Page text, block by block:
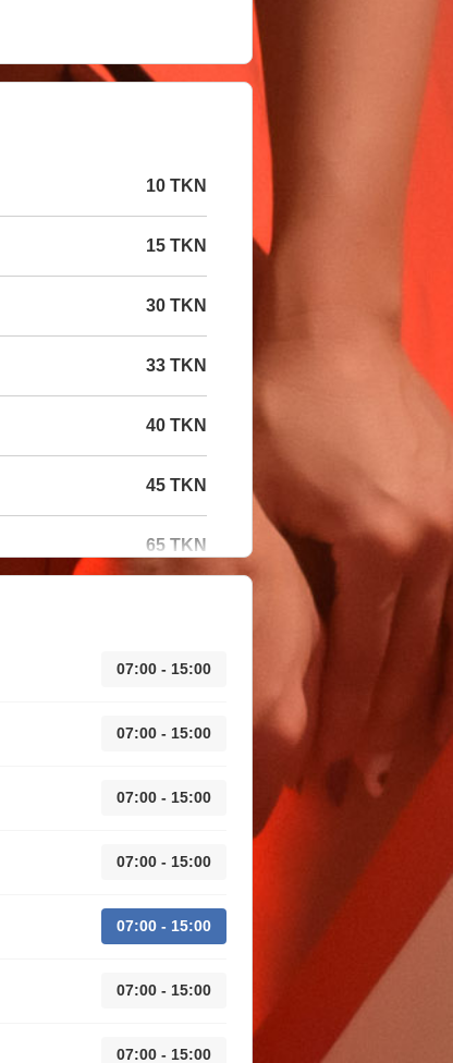
10 TKN
15 TKN
30 TKN
33 TKN
40 TKN
45 TKN
65 TKN
07:00 - 15:00
07:00 - 15:00
07:00 - 15:00
07:00 - 15:00
07:00 - 15:00
07:00 - 15:00
07:00 - 15:00